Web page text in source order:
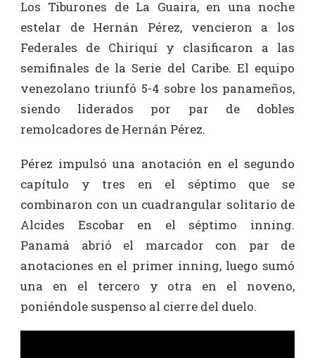
Los Tiburones de La Guaira, en una noche
estelar de Hernán Pérez, vencieron a los
Federales de Chiriquí y clasificaron a las
semifinales de la Serie del Caribe. El equipo
venezolano triunfó 5-4 sobre los panameños,
siendo liderados por par de dobles
remolcadores de Hernán Pérez.
Pérez impulsó una anotación en el segundo
capítulo y tres en el séptimo que se
combinaron con un cuadrangular solitario de
Alcides Escobar en el séptimo inning.
Panamá abrió el marcador con par de
anotaciones en el primer inning, luego sumó
una en el tercero y otra en el noveno,
poniéndole suspenso al cierre del duelo.